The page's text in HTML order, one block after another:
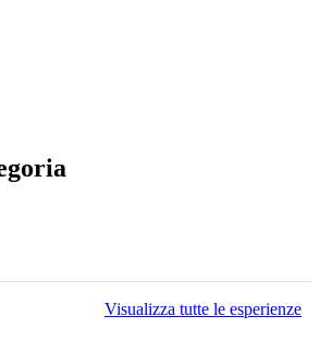
Visualizza tutte le esperienze